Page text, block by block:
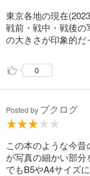
東京各地の現在
戦前・戦中・戦後
の大きさが印象的だ
0
Posted by ブクログ
この本のような今
が写真の細かい部分
でもB5やA4サイズ